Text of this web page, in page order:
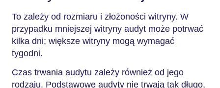
To zależy od rozmiaru i złożoności witryny. W
przypadku mniejszej witryny audyt może potrwać
kilka dni; większe witryny mogą wymagać
tygodni.
Czas trwania audytu zależy również od jego
rodzaju. Podstawowe audyty nie trwają tak długo,